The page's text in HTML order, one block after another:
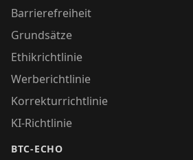
Barrierefreiheit
Grundsätze
Ethikrichtlinie
Werberichtlinie
Korrekturrichtlinie
KI-Richtlinie
BTC-ECHO